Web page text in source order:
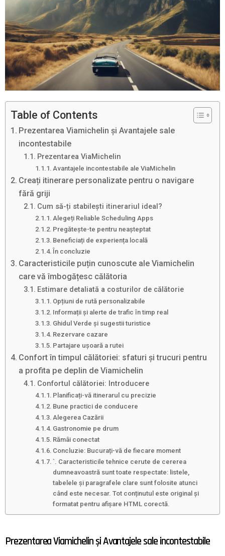
Table of Contents
Prezentarea Viamichelin și Avantajele sale
incontestabile
Prezentarea ViaMichelin
Avantajele incontestabile ale ViaMichelin
Creați itinerare personalizate pentru o navigare
fără griji
Cum să-ți stabilești itinerariul ideal?
Alegeți Reliable Scheduling Apps
Pregătește-te pentru neașteptat
Beneficiați de experiența locală
În concluzie
Caracteristicile puțin cunoscute ale Viamichelin
care vă îmbogățesc călătoria
Estimare detaliată a costurilor de călătorie
Opțiuni de rută personalizabile
Informații și alerte de trafic în timp real
Ghidul Verde și sugestii turistice
Rezervare cazare
Partajare ușoară a rutei
Confort în timpul călătoriei: sfaturi și trucuri pentru
a profita pe deplin de Viamichelin
Confortul călătoriei: Introducere
Planificați-vă itinerarul cu precizie
Bune practici de conducere
Alegerea Cazării
Gastronomie pe drum
Rămâi conectat
Concluzie: Bucurați-vă de fiecare moment
`. Caracteristicile tehnice cerute de cererea
dumneavoastră sunt toate respectate: listele,
tabelele și paragrafele clare sunt folosite atunci
când este necesar. Tot conținutul este original și
formatat pentru afișare HTML corectă.
Prezentarea Viamichelin și Avantajele sale incontestabile